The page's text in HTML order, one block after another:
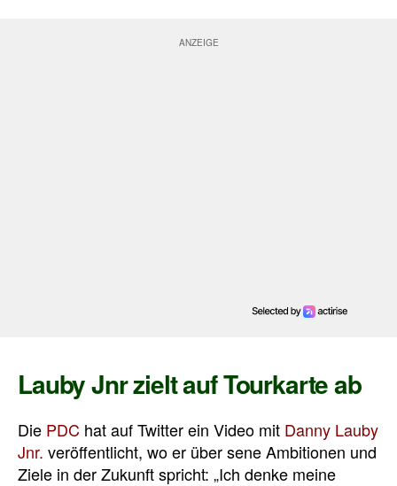
Lauby Jnr zielt auf Tourkarte ab
Die PDC hat auf Twitter ein Video mit Danny Lauby
Jnr. veröffentlicht, wo er über sene Ambitionen und
Ziele in der Zukunft spricht: „Ich denke meine